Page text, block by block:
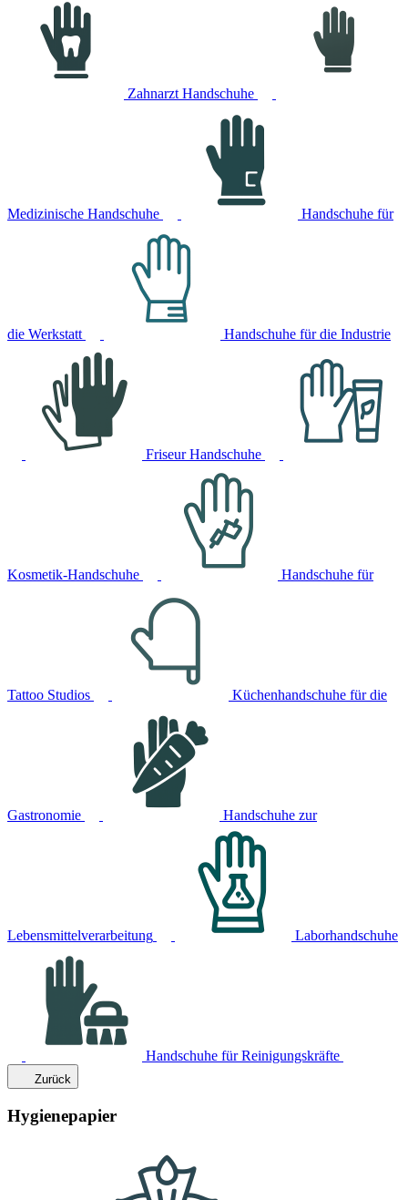
Zahnarzt Handschuhe
Medizinische Handschuhe Handschuhe für
die Werkstatt Handschuhe für die Industrie
Friseur Handschuhe
Kosmetik-Handschuhe Handschuhe für
Tattoo Studios Küchenhandschuhe für die
Gastronomie Handschuhe zur
Lebensmittelverarbeitung Laborhandschuhe
Handschuhe für Reinigungskräfte
Zurück
Hygienepapier